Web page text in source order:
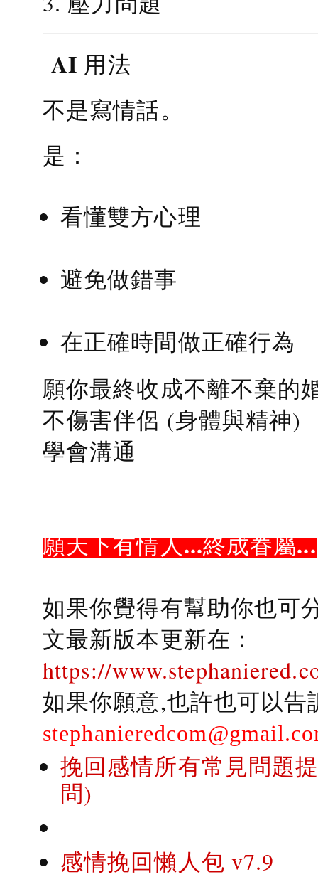
AI 用法
不是寫情話。
是：
看懂雙方心理
避免做錯事
在正確時間做正確行為
願你最終收成不離不棄的
不傷害伴侶 (身體與精神)
學會溝通
願天下有情人...終成眷屬...
如果你覺得有幫助你也可
文最新版本更新在：
https://
如果你願意,也許也可以
挽回感情所有常見問題
問)
感情挽回懶人包 v7.9